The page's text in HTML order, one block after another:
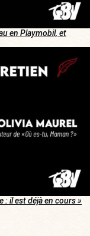
en Playmobil, et
: il est déjà en cours »